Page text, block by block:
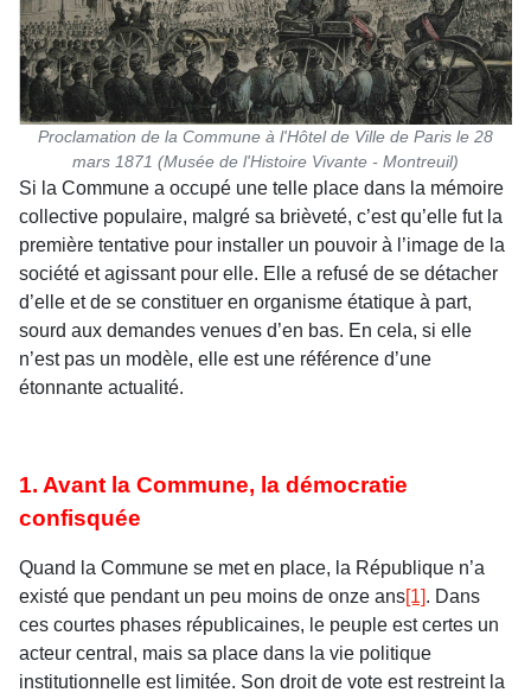
Proclamation de la Commune à l'Hôtel de Ville de Paris le 28
mars 1871 (Musée de l'Histoire Vivante - Montreuil)
Si la Commune a occupé une telle place dans la mémoire
collective populaire, malgré sa brièveté, c’est qu’elle fut la
première tentative pour installer un pouvoir à l’image de la
société et agissant pour elle. Elle a refusé de se détacher
d’elle et de se constituer en organisme étatique à part,
sourd aux demandes venues d’en bas. En cela, si elle
n’est pas un modèle, elle est une référence d’une
étonnante actualité.
1. Avant la Commune, la démocratie
confisquée
Quand la Commune se met en place, la République n’a
existé que pendant un peu moins de onze ans[1]. Dans
ces courtes phases républicaines, le peuple est certes un
acteur central, mais sa place dans la vie politique
institutionnelle est limitée. Son droit de vote est restreint la